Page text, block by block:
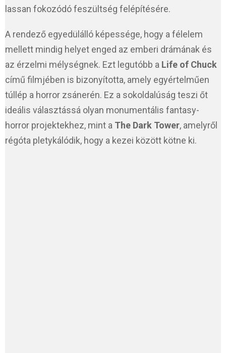
lassan fokozódó feszültség felépítésére.
A rendező egyedülálló képessége, hogy a félelem
mellett mindig helyet enged az emberi drámának és
az érzelmi mélységnek. Ezt legutóbb a Life of Chuck
című filmjében is bizonyította, amely egyértelműen
túllép a horror zsánerén. Ez a sokoldalúság teszi őt
ideális választássá olyan monumentális fantasy-
horror projektekhez, mint a The Dark Tower, amelyről
régóta pletykálódik, hogy a kezei között kötne ki.